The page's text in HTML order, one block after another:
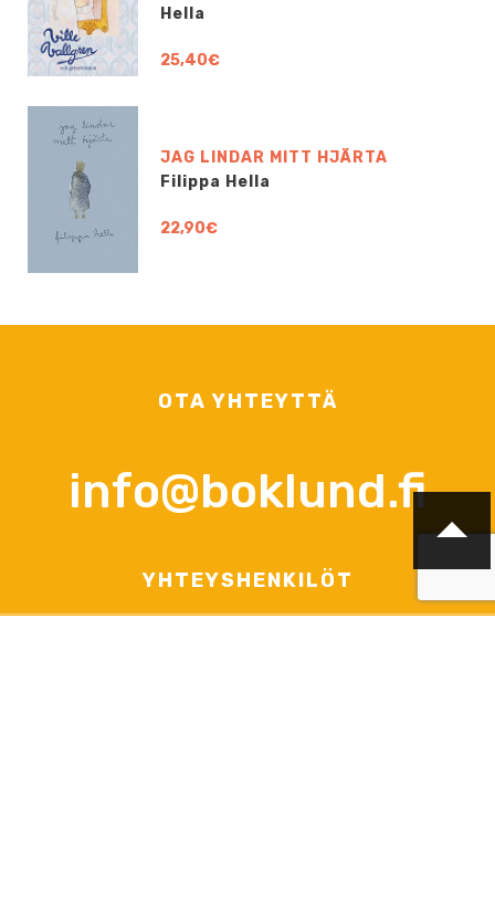
Hella
25,40€
JAG LINDAR MITT HJÄRTA
Filippa Hella
22,90€
OTA YHTEYTTÄ
info@boklund.fi
YHTEYSHENKILÖT